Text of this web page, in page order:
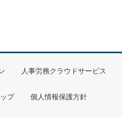
人事労務クラウドサービス
プ 個人情報保護方針